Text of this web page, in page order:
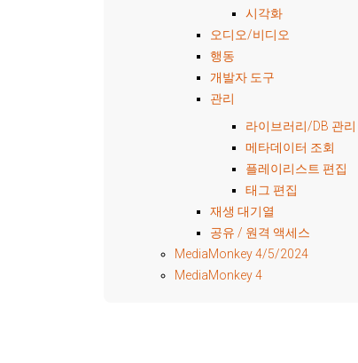
시각화
오디오/비디오
행동
개발자 도구
관리
라이브러리/DB 관리
메타데이터 조회
플레이리스트 편집
태그 편집
재생 대기열
공유 / 원격 액세스
MediaMonkey 4/5/2024
MediaMonkey 4